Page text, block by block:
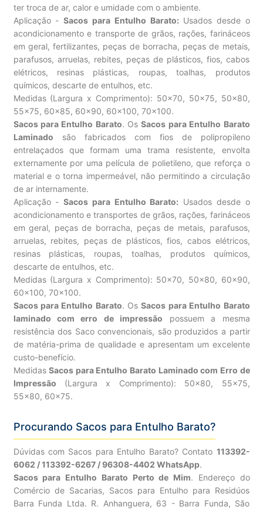
ter troca de ar, calor e umidade com o ambiente.
Aplicação -Sacos para Entulho Barato: Usados desde o
acondicionamento e transporte de grãos, rações, farináceos
em geral, fertilizantes, peças de borracha, peças de metais,
parafusos, arruelas, rebites, peças de plásticos, fios, cabos
elétricos, resinas plásticas, roupas, toalhas, produtos
químicos, descarte de entulhos, etc.
Medidas (Largura x Comprimento): 50×70, 50×75, 50×80,
55×75, 60×85, 60×90, 60×100, 70×100.
Sacos para Entulho Barato. OsSacos para Entulho Barato
Laminado são fabricados com fios de polipropileno
entrelaçados que formam uma trama resistente, envolta
externamente por uma película de polietileno, que reforça o
material e o torna impermeável, não permitindo a circulação
de ar internamente.
Aplicação - Sacos para Entulho Barato: Usados desde o
acondicionamento e transportes de grãos, rações, farináceos
em geral, peças de borracha, peças de metais, parafusos,
arruelas, rebites, peças de plásticos, fios, cabos elétricos,
resinas plásticas, roupas, toalhas, produtos químicos,
descarte de entulhos, etc.
Medidas (Largura x Comprimento): 50×70, 50×80, 60×90,
60×100, 70×100.
Sacos para Entulho Barato. OsSacos para Entulho Barato
laminado com erro de impressão possuem a mesma
resistência dos Saco convencionais, são produzidos a partir
de matéria-prima de qualidade e apresentam um excelente
custo-benefício.
MedidasSacos para Entulho Barato Laminado com Erro de
Impressão (Largura x Comprimento): 50×80, 55×75,
55×80, 60×75.
Procurando Sacos para Entulho Barato?
Dúvidas com Sacos para Entulho Barato? Contato 113392-
6062 / 113392-6267 / 96308-4402 WhatsApp.
Sacos para Entulho Barato Perto de Mim. Endereço do
Comércio de Sacarias, Sacos para Entulho para Residúos
Barra Funda Ltda. R. Anhanguera, 63 - Barra Funda, São